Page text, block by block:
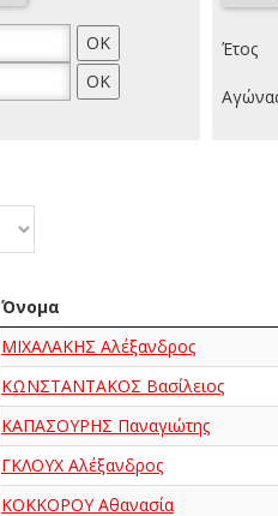
Έτος
Όνομα
ΜΙΧΑΛΑΚΗΣ Αλέξανδρος
ΚΩΝΣΤΑΝΤΑΚΟΣ Βασίλειος
ΚΑΠΑΣΟΥΡΗΣ Παναγιώτης
ΓΚΛΟΥΧ Αλέξανδρος
ΚΟΚΚΟΡΟΥ Αθανασία